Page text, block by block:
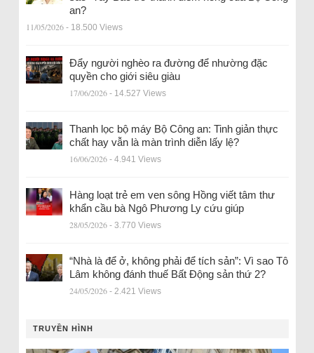
an?
11/05/2026 - 18.500 Views
Đẩy người nghèo ra đường để nhường đặc
quyền cho giới siêu giàu
17/06/2026 - 14.527 Views
Thanh lọc bộ máy Bộ Công an: Tinh giản thực
chất hay vẫn là màn trình diễn lấy lệ?
16/06/2026 - 4.941 Views
Hàng loạt trẻ em ven sông Hồng viết tâm thư
khẩn cầu bà Ngô Phương Ly cứu giúp
28/05/2026 - 3.770 Views
“Nhà là để ở, không phải để tích sản”: Vì sao Tô
Lâm không đánh thuế Bất Động sản thứ 2?
24/05/2026 - 2.421 Views
TRUYỀN HÌNH